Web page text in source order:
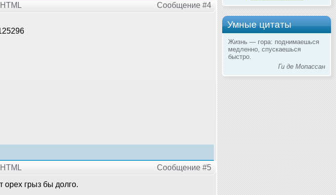
Умные цитаты
Жизнь — гора: поднимаешься
медленно, спускаешься
быстро.
Ги де Мопассан
Сообщение #4
Сообщение #5
орех грыз бы долго.